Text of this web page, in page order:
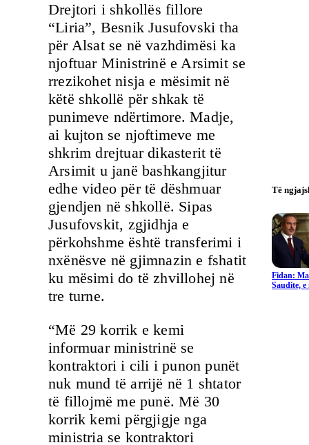
Drejtori i shkollës fillore
“Liria”, Besnik Jusufovski tha
për Alsat se në vazhdimësi ka
njoftuar Ministrinë e Arsimit se
rrezikohet nisja e mësimit në
këtë shkollë për shkak të
punimeve ndërtimore. Madje,
ai kujton se njoftimeve me
shkrim drejtuar dikasterit të
Arsimit u janë bashkangjitur
edhe video për të dëshmuar
gjendjen në shkollë. Sipas
Jusufovskit, zgjidhja e
përkohshme është transferimi i
nxënësve në gjimnazin e fshatit
ku mësimi do të zhvillohej në
tre turne.
“Më 29 korrik e kemi
informuar ministrinë se
kontraktori i cili i punon punët
nuk mund të arrijë në 1 shtator
të fillojmë me punë. Më 30
korrik kemi përgjigje nga
ministria se kontraktori
Të
Fidan:
Saudite,